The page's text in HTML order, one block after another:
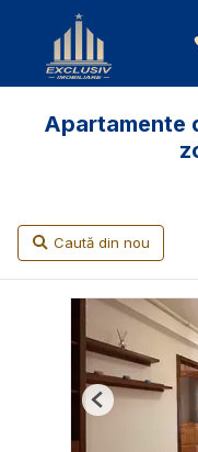
Apartamente
Caută din nou
Previous